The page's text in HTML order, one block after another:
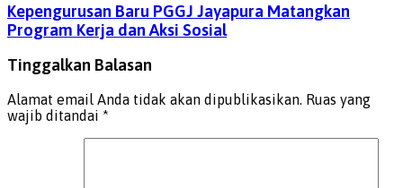
Kepengurusan Baru PGGJ Jayapura Matangkan
Program Kerja dan Aksi Sosial
Tinggalkan Balasan
Alamat email Anda tidak akan dipublikasikan. Ruas yang
wajib ditandai *